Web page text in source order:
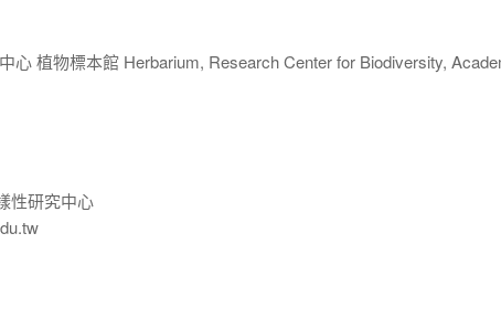
心 植物標本館 Herbarium, Research Center for Biodiversity,
性研究中心